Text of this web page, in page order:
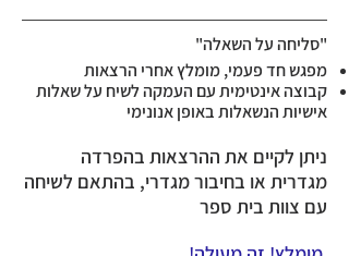
"סליחה על השאלה"
מפגש חד פעמי, מומלץ אחרי הרצאות
קבוצה אינטימית עם העמקה לשיח על שאלות
אישיות הנשאלות באופן אנונימי
ניתן לקיים את ההרצאות בהפרדה
מגדרית או בחיבור מגדרי, בהתאם לשיחה
עם צוות בית ספר